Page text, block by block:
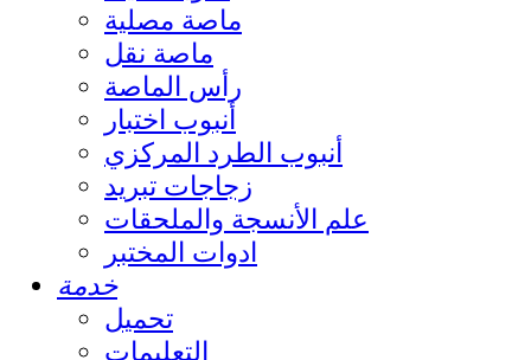
ماصة مصلية
ماصة نقل
رأس الماصة
أنبوب اختبار
أنبوب الطرد المركزي
زجاجات تبريد
علم الأنسجة والملحقات
ادوات المختبر
خدمة
تحميل
التعليمات